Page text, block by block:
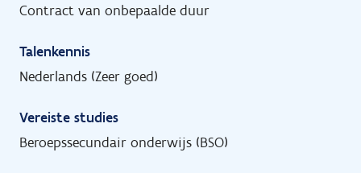
Contract van onbepaalde duur
Talenkennis
Nederlands (Zeer goed)
Vereiste studies
Beroepssecundair onderwijs (BSO)